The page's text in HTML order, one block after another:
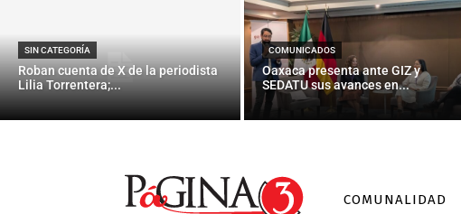
SIN CATEGORÍA
Roban cuenta de X de la periodista
Lilia Torrentera;...
COMUNICADOS
Oaxaca presenta ante GIZ y
SEDATU sus avances en...
COMUNALIDAD